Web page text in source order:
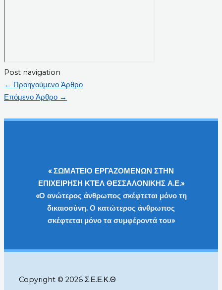
Post navigation
← Προηγούμενο Άρθρο
Επόμενο Άρθρο →
« ΣΩΜΑΤΕΙΟ ΕΡΓΑΖΟΜΕΝΩΝ ΣΤΗΝ
ΕΠΙΧΕΙΡΗΣΗ ΚΤΕΛ ΘΕΣΣΑΛΟΝΙΚΗΣ Α.Ε.»
«Ο ανώτερος άνθρωπος σκέφτεται μόνο τη
δικαιοσύνη. Ο κατώτερος άνθρωπος
σκέφτεται μόνο τα συμφέροντά του»
Copyright © 2026 Σ.Ε.Ε.Κ.Θ